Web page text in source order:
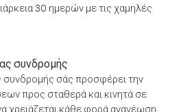
30 ημερών με τις χαμηλές
συνδρομής
συνδρομής σάς προσφέρει την
προς σταθερά και κινητά σε
χρειάζεται κάθε φορά ανανέωση